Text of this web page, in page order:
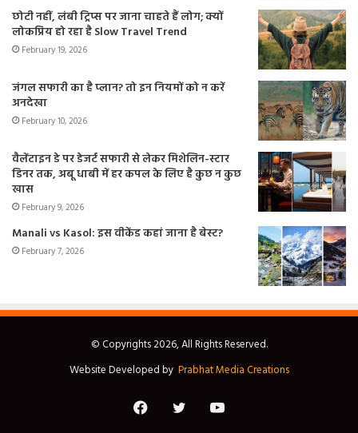
छोटी नहीं, लंबी ट्रिप्स पर जाना चाहते हैं लोग; क्यों
लोकप्रिय हो रहा है Slow Travel Trend
February 19, 2026
जंगल सफारी का है प्लान? तो इन नियमों को न करें
अनदेखा
February 10, 2026
वैलेंटाइन डे पर डेजर्ट सफारी से लेकर मिशेलिन-स्टार
डिनर तक, अबू धाबी में हर कपल के लिए है कुछ न कुछ
खास
February 9, 2026
Manali vs Kasol: इस वीकेंड कहां जाना है बेस्ट?
February 7, 2026
© Copyrights 2026, All Rights Reserved.
Website Developed by Prabhat Media Creations
FacebookTwitterYouTube